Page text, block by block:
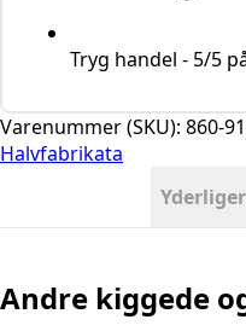
Tryg handel - 5/5
Varenummer (SKU): 860-
Halvfabrikata
Andre kiggede